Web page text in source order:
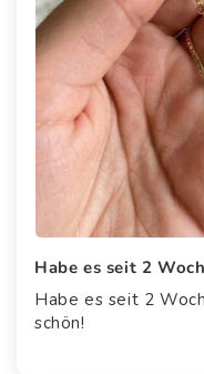
Habe es seit 2
Habe es seit 2
schön!